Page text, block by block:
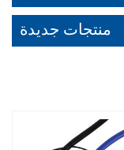
منتجات جديدة